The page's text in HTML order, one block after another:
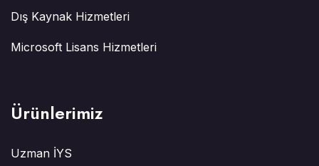
Dış Kaynak Hizmetleri
Microsoft Lisans Hizmetleri
Ürünlerimiz
Uzman İYS